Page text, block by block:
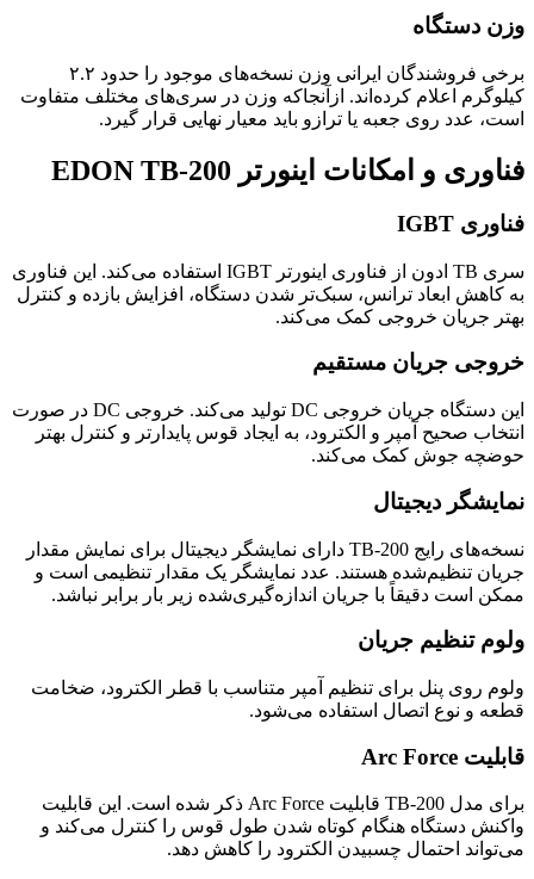
وزن دستگاه
برخی فروشندگان ایرانی وزن نسخه‌های موجود را حدود ۲.۲
کیلوگرم اعلام کرده‌اند. ازآنجاکه وزن در سری‌های مختلف متفاوت
است، عدد روی جعبه یا ترازو باید معیار نهایی قرار گیرد.
فناوری و امکانات اینورتر EDON TB-200
فناوری IGBT
سری TB ادون از فناوری اینورتر IGBT استفاده می‌کند. این فناوری
به کاهش ابعاد ترانس، سبک‌تر شدن دستگاه، افزایش بازده و کنترل
بهتر جریان خروجی کمک می‌کند.
خروجی جریان مستقیم
این دستگاه جریان خروجی DC تولید می‌کند. خروجی DC در صورت
انتخاب صحیح آمپر و الکترود، به ایجاد قوس پایدارتر و کنترل بهتر
حوضچه جوش کمک می‌کند.
نمایشگر دیجیتال
نسخه‌های رایج TB-200 دارای نمایشگر دیجیتال برای نمایش مقدار
جریان تنظیم‌شده هستند. عدد نمایشگر یک مقدار تنظیمی است و
ممکن است دقیقاً با جریان اندازه‌گیری‌شده زیر بار برابر نباشد.
ولوم تنظیم جریان
ولوم روی پنل برای تنظیم آمپر متناسب با قطر الکترود، ضخامت
قطعه و نوع اتصال استفاده می‌شود.
قابلیت Arc Force
برای مدل TB-200 قابلیت Arc Force ذکر شده است. این قابلیت
واکنش دستگاه هنگام کوتاه شدن طول قوس را کنترل می‌کند و
می‌تواند احتمال چسبیدن الکترود را کاهش دهد.